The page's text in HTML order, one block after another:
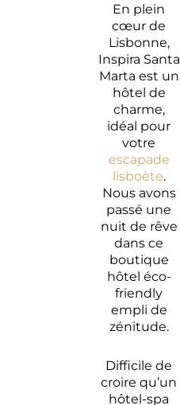
En plein
cœur de
Lisbonne,
Inspira Santa
Marta est un
hôtel de
charme,
idéal pour
votre
escapade
lisboète.
Nous avons
passé une
nuit de rêve
dans ce
boutique
hôtel éco-
friendly
empli de
zénitude.
Difficile de
croire qu’un
hôtel-spa